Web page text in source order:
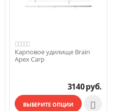
Карповое удилище Brain
Apex Carp
3140руб.
ВЫБЕРИТЕ ОПЦИИ 